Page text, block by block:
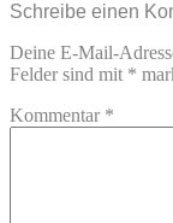
Schreibe einen
Deine E-Mail-
Felder sind mit *
Kommentar *